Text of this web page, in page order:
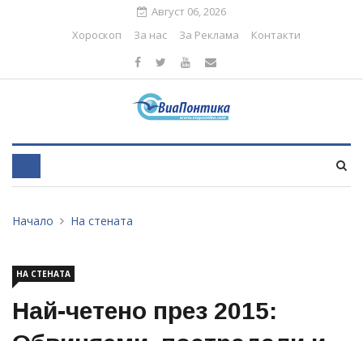
Август 06, 2026
Хороскоп
За нас За Реклама Контакти
Начало На стената
НА СТЕНАТА
Най-четено през 2015: